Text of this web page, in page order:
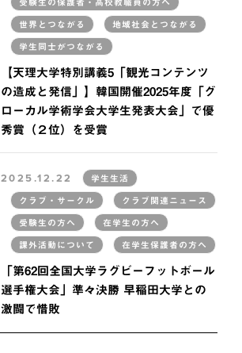
受験生の保護者・高校教職員の方へ
世界とつながる 地域社会とつながる
学生同士がつながる
【天理大学特別講義5「観光コンテンツ
の造成と発信」】韓国開催2025年度「グ
ローカル学術学会大学生発表大会」で優
秀賞（２位）を受賞
2025.12.22 学生生活
クラブ・サークル クラブ関連ニュース
受験生の方へ 在学生の方へ
課外活動について 在学生保護者の方へ
「第62回全国大学ラグビーフットボール
選手権大会」準々決勝 早稲田大学との
激闘で惜敗